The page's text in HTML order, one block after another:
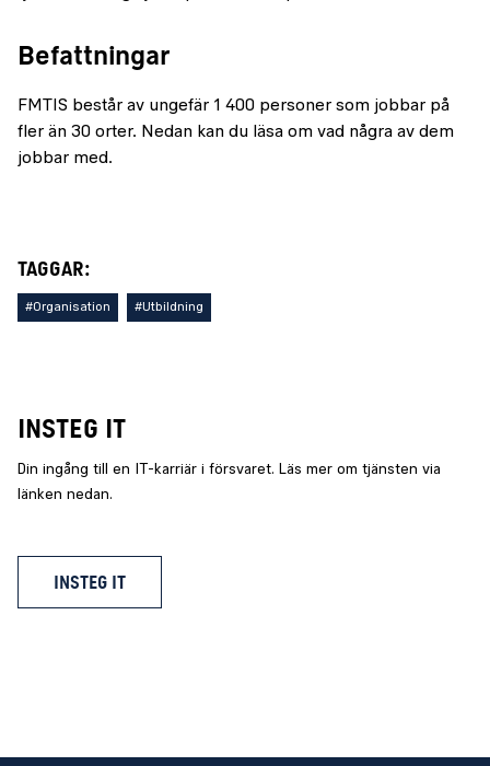
Befattningar
FMTIS består av ungefär 1 400 personer som jobbar på
fler än 30 orter. Nedan kan du läsa om vad några av dem
jobbar med.
TAGGAR:
#Organisation #Utbildning
INSTEG IT
Din ingång till en IT-karriär i försvaret. Läs mer om tjänsten via
länken nedan.
INSTEG IT